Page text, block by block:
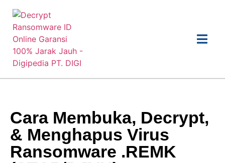
Cara Membuka, Decrypt,
& Menghapus Virus
Ransomware .REMK